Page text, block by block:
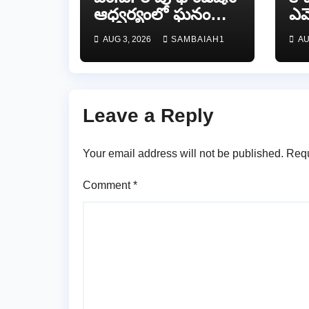
ఆధ్వర్యంలో ఘనంగా
జాతీయ స్వాతంత్ర
సమరయోధుల
పురస్కారాలు
AUG 3, 2026 SAMBAIAH1
Leave a Reply
Your email address will not be published.
Comment*